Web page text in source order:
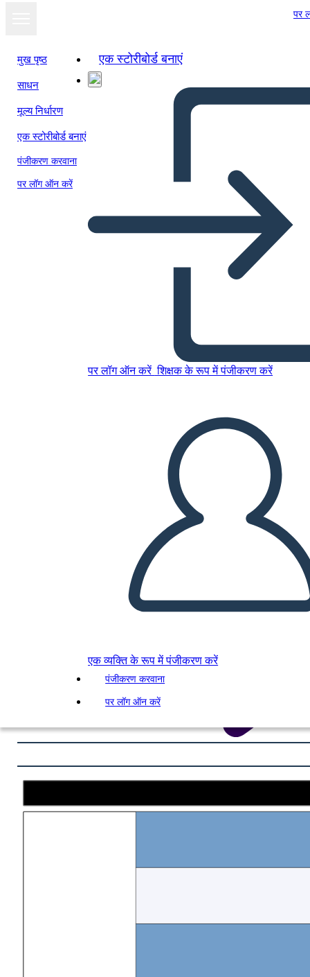
पर
मुख पृष्ठ
साधन
मूल्य निर्धारण
एक स्टोरीबोर्ड बनाएं
पंजीकरण करवाना
पर लॉग ऑन करें
एक स्टोरीबोर्ड बनाएं
पर लॉग ऑन करें शिक्षक के रूप में पंजीकरण करें
एक व्यक्ति के रूप में पंजीकरण करें
पंजीकरण करवाना
पर लॉग ऑन करें
स्लाइड शो चलाएं
मुझे पढ़कर सुनाओ
स्लाइड शो के रूप में
देखें